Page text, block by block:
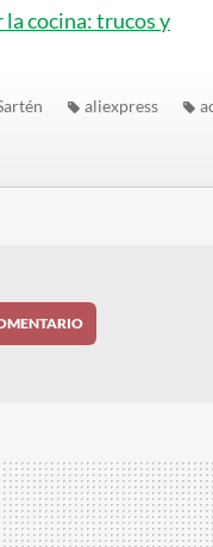
cocina: trucos y
aliexpress